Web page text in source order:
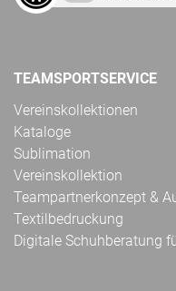
TEAMSPORTSERVICE
Vereinskollektionen
Kataloge
Sublimation
Vereinskollektion
Teampartnerkonzept &
Textilbedruckung
Digitale Schuhberatung